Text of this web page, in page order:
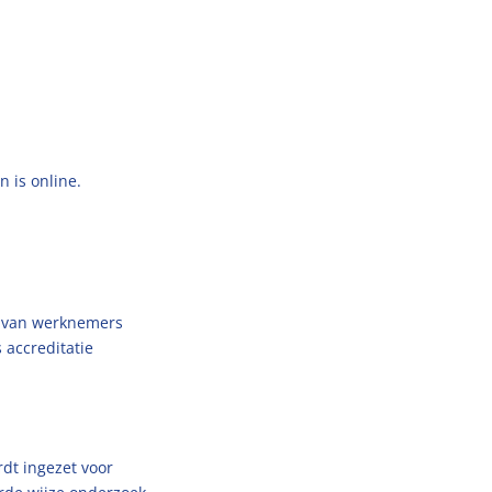
is online.
werknemers
accreditatie
ingezet voor